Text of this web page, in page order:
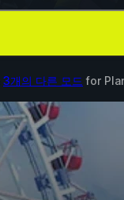
3개의 다른 모드 for